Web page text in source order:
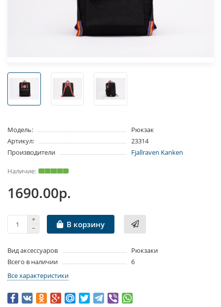
Модель:
Рюкзак
Артикул:
23314
Производители
Fjallraven Kanken
1690.00р.
В корзину
Вид аксессуаров
Рюкзаки
Всего в наличии
6
Все характеристики